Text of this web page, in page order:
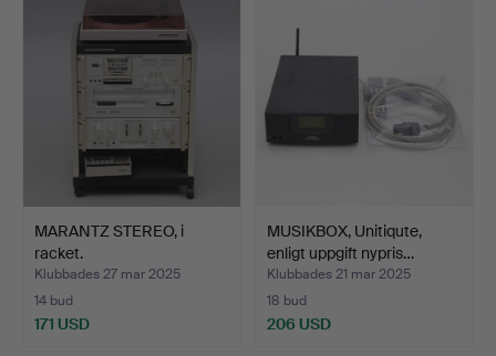
MARANTZ STEREO, i
racket.
Klubbades 27 mar 2025
14 bud
171 USD
MUSIKBOX, Unitiqute,
enligt uppgift nypris…
Klubbades 21 mar 2025
18 bud
206 USD